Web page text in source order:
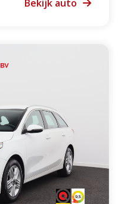
Bekijk auto